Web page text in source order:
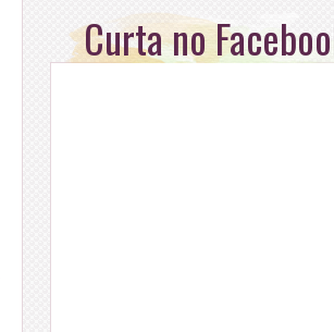
Curta no